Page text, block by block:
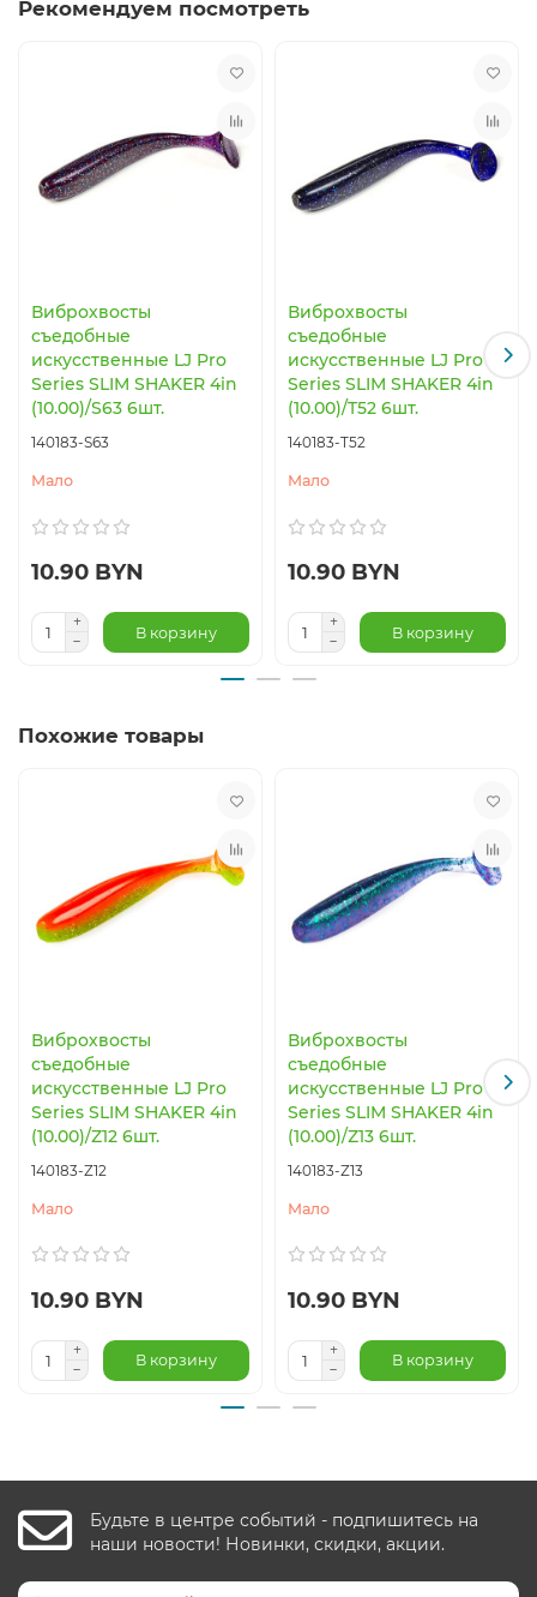
Рекомендуем посмотреть
Виброхвосты
съедобные
искусственные LJ Pro
Series SLIM SHAKER 4in
(10.00)/S63 6шт.
140183-S63
Мало
10.90 BYN
В корзину
Виброхвосты
съедобные
искусственные LJ Pro
Series SLIM SHAKER 4in
(10.00)/T52 6шт.
140183-T52
Мало
10.90 BYN
В корзину
Похожие товары
Виброхвосты
съедобные
искусственные LJ Pro
Series SLIM SHAKER 4in
(10.00)/Z12 6шт.
140183-Z12
Мало
10.90 BYN
В корзину
Виброхвосты
съедобные
искусственные LJ Pro
Series SLIM SHAKER 4in
(10.00)/Z13 6шт.
140183-Z13
Мало
10.90 BYN
В корзину
Будьте в центре событий - подпишитесь на
наши новости! Новинки, скидки, акции.